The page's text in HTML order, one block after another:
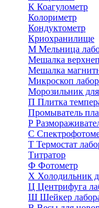
К Коагулометр
Колориметр
Кондуктометр
Криохранилище
М Мельница
Мешалка
Мешалка
Микроскоп
Морозильник
П Плитка
Промыватель
Р
С
Т Термостат
Титратор
Ф Фотометр
Х Холодильник
Ц Центрифуга
Ш Шейкер